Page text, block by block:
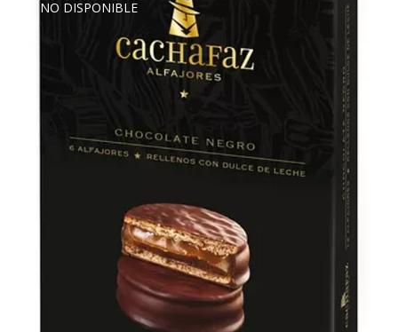
NO DISPONIBLE